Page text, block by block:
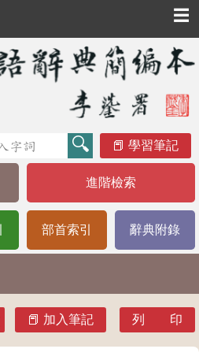
☰
學習筆記
進階檢索
部首索引 辭典附錄
加入筆記 列 印